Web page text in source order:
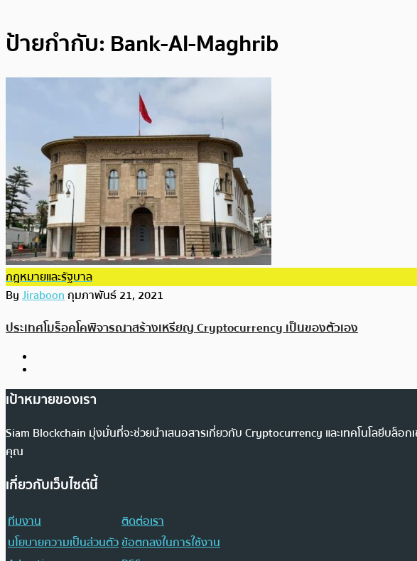
ป้ายกำกับ: Bank-Al-Maghrib
กฎหมายและรัฐบาล
ByJiraboonกุมภาพันธ์ 21, 2021
ประเทศโมร็อคโคพิจารณาสร้างเหรียญ Cryptocurrency เป็นของตัวเอง
เป้าหมายของเรา
Siam Blockchain มุ่งมั่นที่จะช่วยนำเสนอสารเกี่ยวกับ Cryptocurrency และเทคโนโลยีบล็
คุณ
เกี่ยวกับเว็บไซต์นี้
ทีมงาน
ติดต่อเรา
นโยบายความเป็นส่วนตัวข้อตกลงในการใช้งาน